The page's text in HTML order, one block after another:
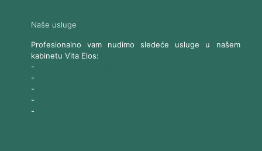
Naše usluge
Profesionalno vam nudimo sledeće usluge u našem
kabinetu Vita Elos:
-
-
-
-
-